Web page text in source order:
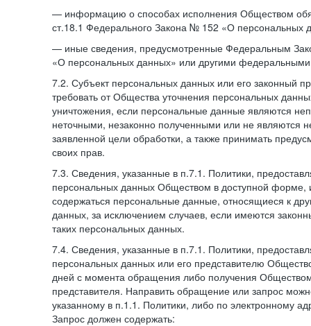
— информацию о способах исполнения Обществом
ст.18.1 Федерального Закона № 152 «О персональных
— иные сведения, предусмотренные Федеральным
«О персональных данных» или другими
7.2. Субъект персональных данных или его законный
требовать от Общества уточнения персональных
уничтожения, если персональные данные являются
неточными, незаконно полученными или не являются
заявленной цели обработки, а также принимать
своих прав.
7.3. Сведения, указанные в п.7.1. Политики,
персональных данных Обществом в доступной форме,
содержаться персональные данные, относящиеся к
данных, за исключением случаев, если имеются
таких персональных данных.
7.4. Сведения, указанные в п.7.1. Политики,
персональных данных или его представителю
дней с момента обращения либо получения
представителя. Направить обращение или запрос
указанному в п.1.1. Политики, либо по электронному
Запрос должен содержать: